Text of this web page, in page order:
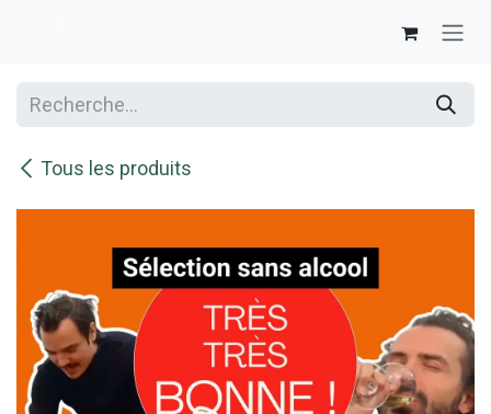
Tous les produits